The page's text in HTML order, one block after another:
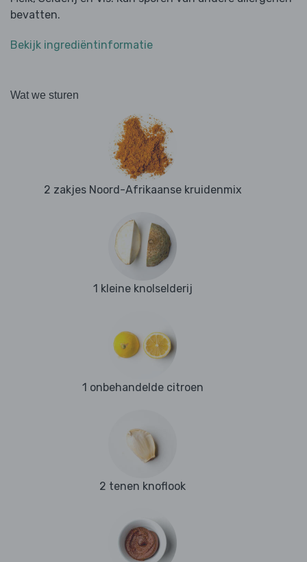
bevatten.
Bekijk ingrediëntinformatie
Wat we sturen
2 zakjes Noord-Afrikaanse kruidenmix
1 kleine knolselderij
1 onbehandelde citroen
2 tenen knoflook